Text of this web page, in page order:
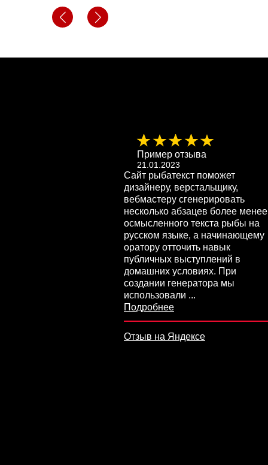
Пример отзыва
21.01.2023
Сайт рыбатекст поможет
дизайнеру, верстальщику,
вебмастеру сгенерировать
несколько абзацев более менее
осмысленного текста рыбы на
русском языке, а начинающему
оратору отточить навык
публичных выступлений в
домашних условиях. При
создании генератора мы
использовали ...
Подробнее
Отзыв на Яндексе